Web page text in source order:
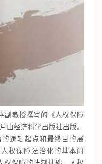
教授撰写的《人权保障
由经济科学出版社出版。
逻辑起点和最终目的展
权保障法治化的基本问